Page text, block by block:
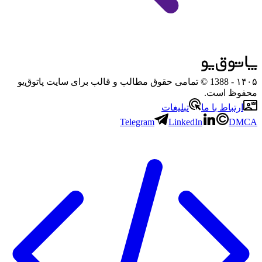
۱۴۰۵
- 1388 © تمامی حقوق مطالب و قالب برای سایت پاتوق‌یو
محفوظ است.
ارتباط با ما
تبلیغات
Telegram
LinkedIn DMCA